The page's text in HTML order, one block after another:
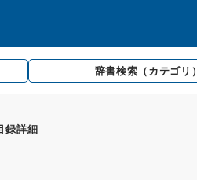
辞書検索 （カテゴリ）
録詳細